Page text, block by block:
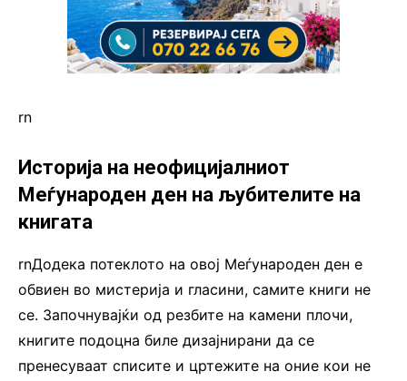
rn
Историја на неофицијалниот
Меѓународен ден на љубителите на
книгата
rnДодека потеклото на овој Меѓународен ден е
обвиен во мистерија и гласини, самите книги не
се. Започнувајќи од резбите на камени плочи,
книгите подоцна биле дизајнирани да се
пренесуваат списите и цртежите на оние кои не